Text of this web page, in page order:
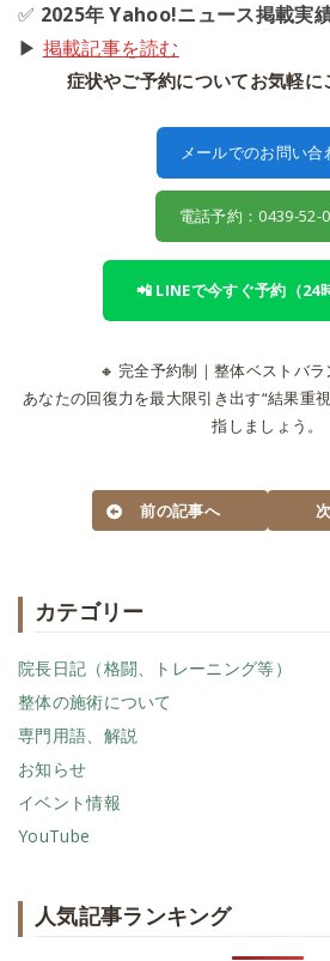
✅ 2025年 Yahoo!ニュース掲載実
▶ 掲載記事を読む
症状やご予約についてお気軽に
メールでのお問い合
電話予約：0439-52-
📲 LINEで今すぐ予約（24
🔸 完全予約制｜整体ベストバラ
あなたの回復力を最大限引き出す“結果重
指しましょう。
前の記事へ
カテゴリー
院長日記（格闘、トレーニング等）
整体の施術について
専門用語、解説
お知らせ
イベント情報
YouTube
人気記事ランキング